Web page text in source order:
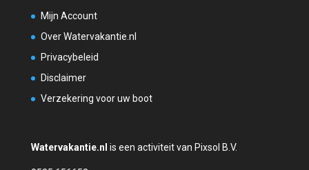
Mijn Account
Over Watervakantie.nl
Privacybeleid
Disclaimer
Verzekering voor uw boot
Watervakantie.nl is een activiteit van Pixsol B.V.